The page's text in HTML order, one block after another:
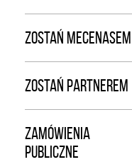
ZOSTAŃ MECENASEM
ZOSTAŃ PARTNEREM
ZAMÓWIENIA
PUBLICZNE